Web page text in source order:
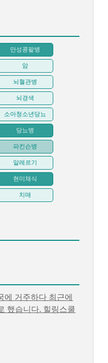
만성콩팥병
암
뇌혈관병
뇌경색
소아청소년당뇨
당뇨병
파킨슨병
알레르기
현미채식
치매
에 거주하다 최근에
했습니다. 힐링스쿨